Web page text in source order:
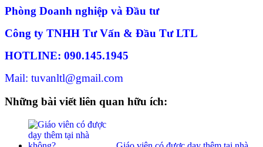
Phòng Doanh nghiệp và Đầu tư
Công ty TNHH Tư Vấn & Đầu Tư LTL
HOTLINE: 090.145.1945
Mail: tuvanltl@gmail.com
Những bài viết liên quan hữu ích: